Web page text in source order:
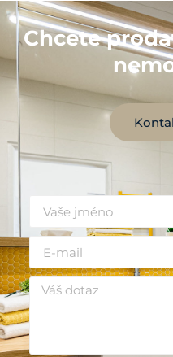
Chcete